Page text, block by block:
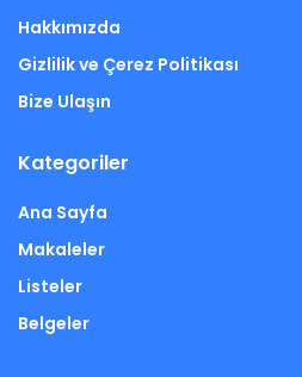
Hakkımızda
Gizlilik ve Çerez Politikası
Bize Ulaşın
Kategoriler
Ana Sayfa
Makaleler
Listeler
Belgeler